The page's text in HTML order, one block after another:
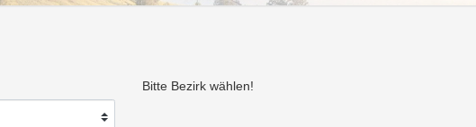
Bitte Bezirk wählen!